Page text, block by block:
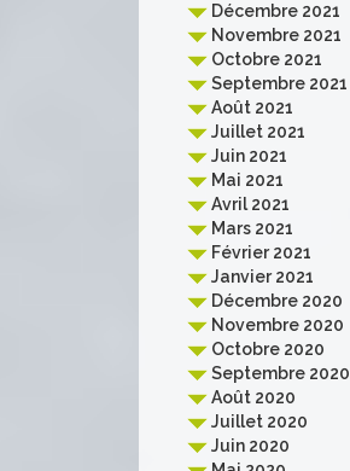
Décembre 2021
Novembre 2021
Octobre 2021
Septembre 2021
Août 2021
Juillet 2021
Juin 2021
Mai 2021
Avril 2021
Mars 2021
Février 2021
Janvier 2021
Décembre 2020
Novembre 2020
Octobre 2020
Septembre 2020
Août 2020
Juillet 2020
Juin 2020